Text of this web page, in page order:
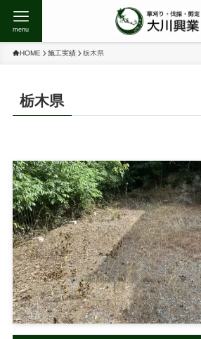
menu
HOME 施工実績 栃木県
栃木県